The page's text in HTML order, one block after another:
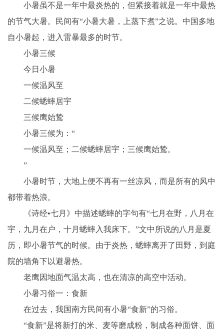
小暑虽不是一年中最炎热的，但紧接着就是一年中最热
的节气大暑。民间有“小暑大暑，上蒸下煮”之说。中国多地
自小暑起，进入雷暴最多的时节。
小暑三候
今日小暑
一候温风至
二候蟋蟀居宇
三候鹰始鸷
小暑三候为：“
一候温风至；二候蟋蟀居宇；三候鹰始鸷。
”
小暑时节，大地上便不再有一丝凉风，而是所有的风中
都带着热浪。
《诗经•七月》中描述蟋蟀的字句有“七月在野，八月在
宇，九月在户，十月蟋蟀入我床下。 ”文中所说的八月是夏
历，即小暑节气的时候。由于炎热，蟋蟀离开了田野，到庭
院的墙角下以避暑热。
老鹰因地面气温太高，也在清凉的高空中活动。
小暑习俗一：食新
在过去，我国南方民间有小暑“食新”的习俗。
“食新”是将新打的米、麦等磨成粉，制成各种面饼、面